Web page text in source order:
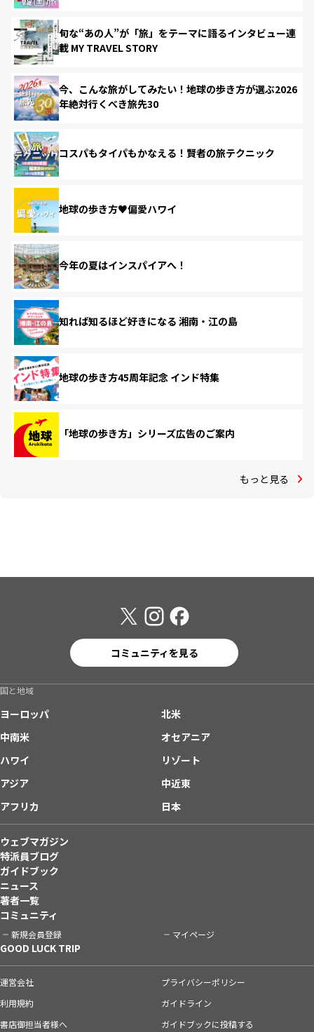
旬な“あの人”が「旅」をテーマに語るインタビュー連
載 MY TRAVEL STORY
今、こんな旅がしてみたい！地球の歩き方が選ぶ2026
年絶対行くべき旅先30
コスパもタイパもかなえる！賢者の旅テクニック
地球の歩き方♥偏愛ハワイ
今年の夏はインスパイアへ！
知れば知るほど好きになる 湘南・江の島
地球の歩き方45周年記念 インド特集
「地球の歩き方」シリーズ広告のご案内
もっと見る
コミュニティを見る
国と地域
ヨーロッパ
北米
中南米
オセアニア
ハワイ
リゾート
アジア
中近東
アフリカ
日本
ウェブマガジン
特派員ブログ
ガイドブック
ニュース
著者一覧
コミュニティ
新規会員登録 マイページ
GOOD LUCK TRIP
運営会社
プライバシーポリシー
利用規約
ガイドライン
書店御担当者様へ
ガイドブックに投稿する